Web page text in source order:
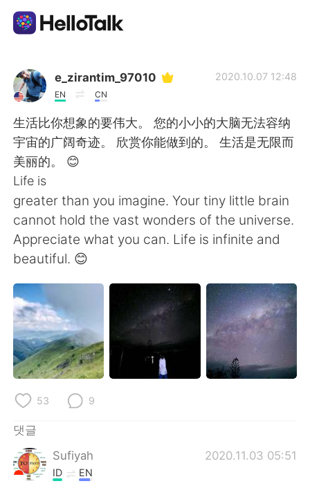
언어 교환 앱
AI Grammar Checker
한국어
English 简体中文
繁體中文 Español
Deutsch 日本語
Русский ไทย
Indonesia Italiano
Português
e_zirantim_97010
EN CN
2020.10.07 12:48
生活比你想象的要伟大。 您的小小的大脑无法容纳
宇宙的广阔奇迹。 欣赏你能做到的。 生活是无限而
美丽的。 😊
Life is
greater than you imagine. Your tiny little brain
cannot hold the vast wonders of the universe.
Appreciate what you can. Life is infinite and
beautiful. 😊
53 9
댓글
Sufiyah
2020.11.03 05:51
ID EN